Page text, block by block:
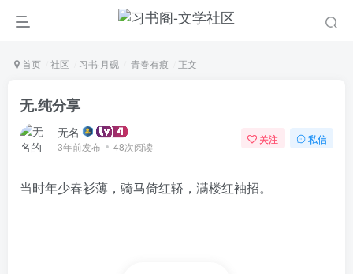
首页 社区 习书·月砚 青春有痕 正文
无.纯分享
无名
3年前发布 48次阅读
关注 私信
当时年少春衫薄，骑马倚红轿，满楼红袖招。